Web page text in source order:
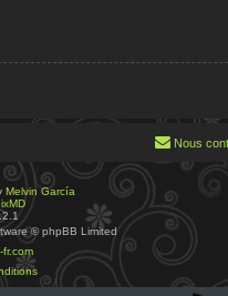
Nous
Melvin García
© phpBB Limited